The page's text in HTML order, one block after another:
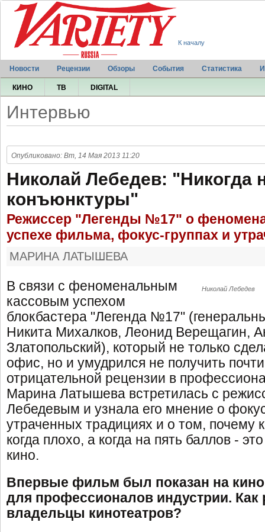
К началу
Новости Рецензии Обзоры События Статистика
КИНО ТВ DIGITAL
Интервью
Опубликовано: Вт, 14 Мая 2013 11:20
Николай Лебедев: "Никогда
конъюнктуры"
Режиссер "Легенды №17" о
успехе фильма, фокус-группах и
МАРИНА ЛАТЫШЕВА
Николай Лебедев
В связи с феноменальным
кассовым успехом
блокбастера "Легенда №17"
Никита Михалков, Леонид Верещагин,
Златопольский), который не только
офис, но и умудрился не получить
отрицательной рецензии в
Марина Латышева встретилась с
Лебедевым и узнала его мнение о
утраченных традициях и о том, почему
когда плохо, а когда на пять баллов -
кино.
Впервые фильм был показан на
для профессионалов индустрии. Как
владельцы кинотеатров?